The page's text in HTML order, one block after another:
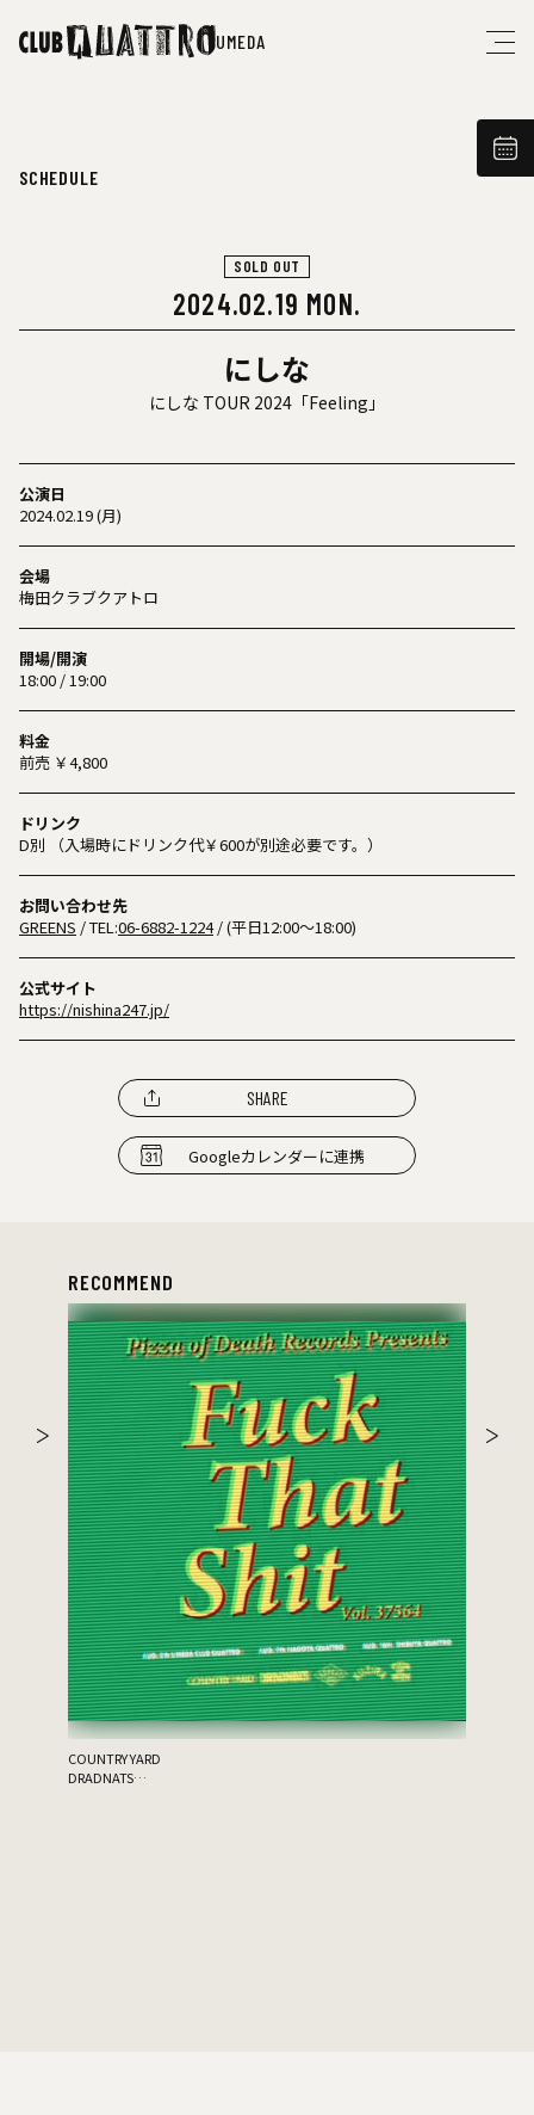
UMEDA
SCHEDULE
SOLD OUT
2024.02.19 MON.
にしな
にしな TOUR 2024「Feeling」
公演日
2024.02.19 (月)
会場
梅田クラブクアトロ
開場/開演
18:00 / 19:00
料金
前売 ￥4,800
ドリンク
D別 （入場時にドリンク代￥600が別途必要です。）
お問い合わせ先
GREENS / TEL:06-6882-1224/ (平日12:00～18:00)
公式サイト
https://nishina247.jp/
SHARE
Googleカレンダーに連携
RECOMMEND
COUNTRY YARD
DRADNATS